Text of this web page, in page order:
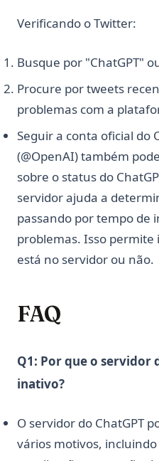
Verificando o Twitter:
Busque por "ChatGPT"
Procure por tweets
problemas com a
Seguir a conta oficial do
(@OpenAI) também
sobre o status do
servidor ajuda a
passando por tempo de
problemas. Isso
está no servidor ou não.
FAQ
Q1: Por que o servidor
inativo?
O servidor do ChatGPT
vários motivos,